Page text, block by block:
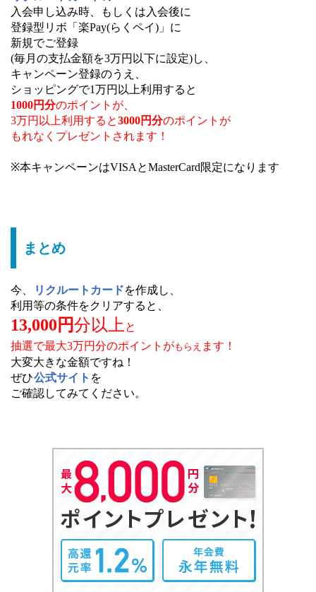
入会申し込み時、もしくは入会後に
登録型リボ「楽Pay(らくペイ)」に
新規でご登録
(毎月の支払金額を3万円以下に設定)し、
キャンペーン登録のうえ、
ショッピングで1万円以上利用すると
1000円分のポイントが、
3万円以上利用すると3000円分のポイントが
もれなくプレゼントされます！
※本キャンペーンはVISAとMasterCard限定になります
まとめ
今、 リクルートカードを作成し、
利用等の条件をクリアすると、
13,000円分以上と
抽選で最大3万円分のポイントがもらえ ます！
大変大きな金額ですね！
ぜひ公式サイト を
ご確認してみてください。